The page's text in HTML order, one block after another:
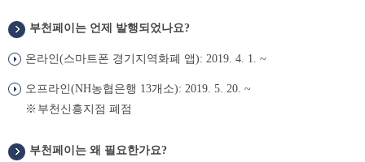
언
부천페이는 언제 발행되었나요?
온라인(스마트폰 경기지역화폐 앱): 2019. 4. 1. ~
오프라인(NH농협은행 13개소): 2019. 5. 20. ~
부천신흥지점 폐점
부천페이는 왜 필요한가요?